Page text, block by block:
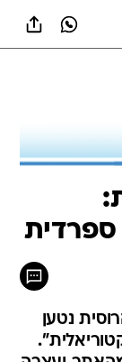
נטען